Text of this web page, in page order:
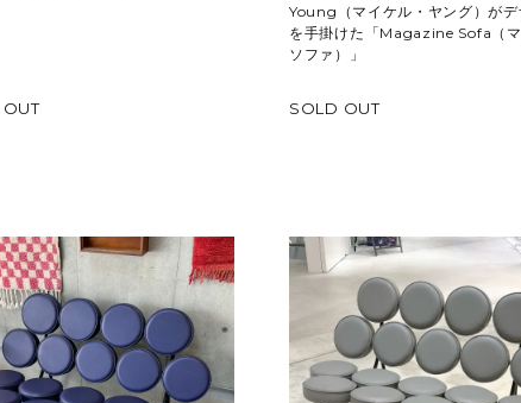
Young（マイケル・ヤング）がデ
を手掛けた「Magazine Sofa（
ソファ）」
SOLD OUT